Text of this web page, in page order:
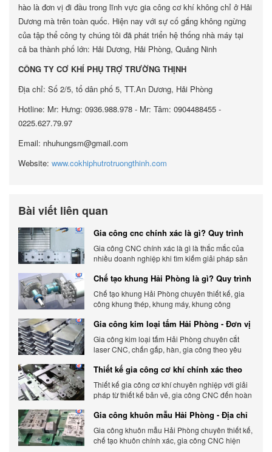
hào là đơn vị đi đầu trong lĩnh vực gia công cơ khí không chỉ ở Hải
Dương mà trên toàn quốc. Hiện nay với sự cố gắng không ngừng
của tập thể công ty chúng tôi đã phát triển hệ thống nhà máy tại
cả ba thành phố lớn: Hải Dương, Hải Phòng, Quảng Ninh
CÔNG TY CƠ KHÍ PHỤ TRỢ TRƯỜNG THỊNH
Địa chỉ: Số 2/5, tổ dân phố 5, TT.An Dương, Hải Phòng
Hotline: Mr: Hưng: 0936.988.978 - Mr: Tâm: 0904488455 -
0225.627.79.97
Email: nhuhungsm@gmail.com
Website: www.cokhiphutrotruongthinh.com
Bài viết liên quan
Gia công cnc chính xác là gì? Quy trình
chính xác, đẳng cấp
Gia công CNC chính xác là gì là thắc mắc của
nhiều doanh nghiệp khi tìm kiếm giải pháp sản
Chế tạo khung Hải Phòng là gì? Quy trình
gia công chi tiết
Chế tạo khung Hải Phòng chuyên thiết kế, gia
công khung thép, khung máy, khung công
chắc và tối ưu chi phí.
Gia công kim loại tấm Hải Phòng - Đơn vị
gia công uy tín 2026
Gia công kim loại tấm Hải Phòng chuyên cắt
laser CNC, chấn gấp, hàn, gia công theo yêu
phí.
Thiết kế gia công cơ khí chính xác theo
yêu cầu
Thiết kế gia công cơ khí chuyên nghiệp với giải
pháp từ thiết kế bản vẽ, gia công CNC đến hoàn
và tiến độ.
Gia công khuôn mẫu Hải Phòng - Địa chỉ
gia công chất lượng
Gia công khuôn mẫu Hải Phòng chuyên thiết kế,
chế tạo khuôn chính xác, gia công CNC hiện